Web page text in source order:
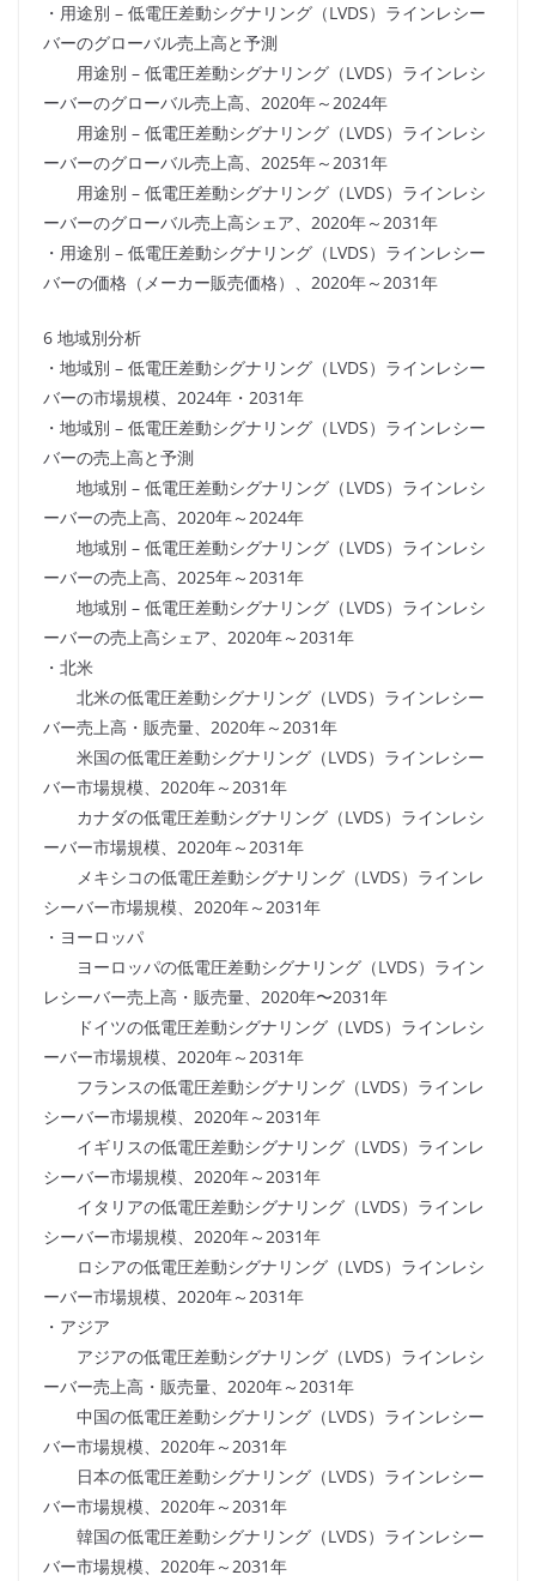
・用途別 – 低電圧差動シグナリング（LVDS）ラインレシー
バーのグローバル売上高と予測
用途別 – 低電圧差動シグナリング（LVDS）ラインレシ
ーバーのグローバル売上高、2020年～2024年
用途別 – 低電圧差動シグナリング（LVDS）ラインレシ
ーバーのグローバル売上高、2025年～2031年
用途別 – 低電圧差動シグナリング（LVDS）ラインレシ
ーバーのグローバル売上高シェア、2020年～2031年
・用途別 – 低電圧差動シグナリング（LVDS）ラインレシー
バーの価格（メーカー販売価格）、2020年～2031年
6 地域別分析
・地域別 – 低電圧差動シグナリング（LVDS）ラインレシー
バーの市場規模、2024年・2031年
・地域別 – 低電圧差動シグナリング（LVDS）ラインレシー
バーの売上高と予測
地域別 – 低電圧差動シグナリング（LVDS）ラインレシ
ーバーの売上高、2020年～2024年
地域別 – 低電圧差動シグナリング（LVDS）ラインレシ
ーバーの売上高、2025年～2031年
地域別 – 低電圧差動シグナリング（LVDS）ラインレシ
ーバーの売上高シェア、2020年～2031年
・北米
北米の低電圧差動シグナリング（LVDS）ラインレシー
バー売上高・販売量、2020年～2031年
米国の低電圧差動シグナリング（LVDS）ラインレシー
バー市場規模、2020年～2031年
カナダの低電圧差動シグナリング（LVDS）ラインレシ
ーバー市場規模、2020年～2031年
メキシコの低電圧差動シグナリング（LVDS）ラインレ
シーバー市場規模、2020年～2031年
・ヨーロッパ
ヨーロッパの低電圧差動シグナリング（LVDS）ライン
レシーバー売上高・販売量、2020年〜2031年
ドイツの低電圧差動シグナリング（LVDS）ラインレシ
ーバー市場規模、2020年～2031年
フランスの低電圧差動シグナリング（LVDS）ラインレ
シーバー市場規模、2020年～2031年
イギリスの低電圧差動シグナリング（LVDS）ラインレ
シーバー市場規模、2020年～2031年
イタリアの低電圧差動シグナリング（LVDS）ラインレ
シーバー市場規模、2020年～2031年
ロシアの低電圧差動シグナリング（LVDS）ラインレシ
ーバー市場規模、2020年～2031年
・アジア
アジアの低電圧差動シグナリング（LVDS）ラインレシ
ーバー売上高・販売量、2020年～2031年
中国の低電圧差動シグナリング（LVDS）ラインレシー
バー市場規模、2020年～2031年
日本の低電圧差動シグナリング（LVDS）ラインレシー
バー市場規模、2020年～2031年
韓国の低電圧差動シグナリング（LVDS）ラインレシー
バー市場規模、2020年～2031年